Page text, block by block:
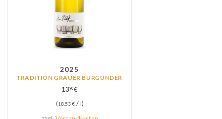
2025
TRADITION GRAUER BURGUNDER
1390€
18,53€/ l